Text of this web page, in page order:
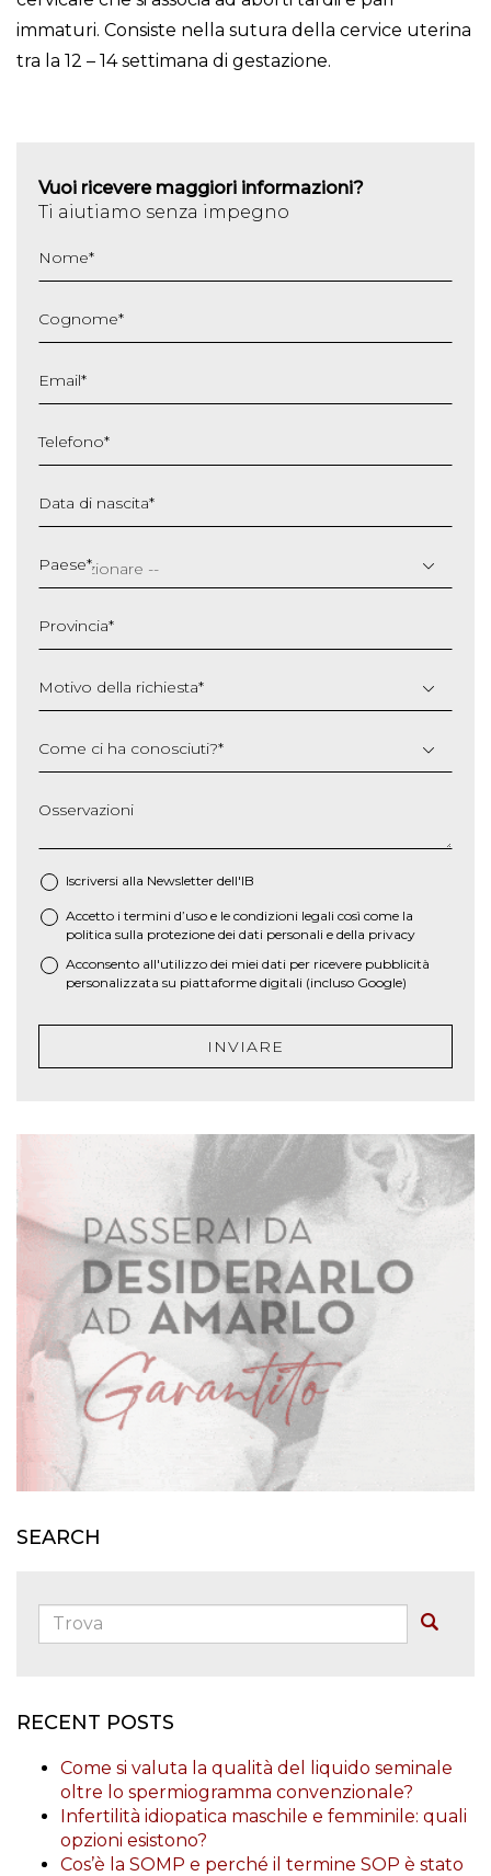
immaturi. Consiste nella sutura della cervice uterina
tra la 12 – 14 settimana di gestazione.
Vuoi ricevere maggiori informazioni?
Ti aiutiamo senza impegno
Nome*
Cognome*
Email*
Telefono*
Data di nascita*
slash
MM
AAAA
Paese*
Provincia*
Motivo della richiesta*
Come ci ha conosciuti?*
Osservazioni
Iscriversi alla Newsletter dell'IB
* Accetto i termini d’uso e le condizioni legali così come la
politica sulla protezione dei dati personali e della privacy
Acconsento all'utilizzo dei miei dati per ricevere pubblicità
personalizzata su piattaforme digitali (incluso Google)
INVIARE
SEARCH
Trova:
RECENT POSTS
Come si valuta la qualità del liquido seminale
oltre lo spermiogramma convenzionale?
Infertilità idiopatica maschile e femminile: quali
opzioni esistono?
Cos’è la SOMP e perché il termine SOP è stato